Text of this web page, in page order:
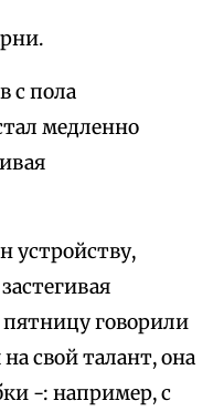
с пола
медленно
устройству,
говорили
свой талант, она
-: например, с